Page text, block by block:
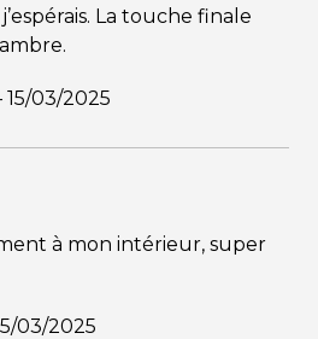
La touche finale
15/03/2025
à mon intérieur, super
03/2025